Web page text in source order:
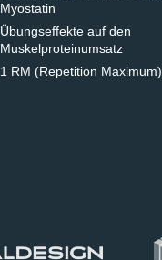
Myostatin
Übungseffekte auf den
Muskelproteinumsatz
1 RM (Repetition Maximum)